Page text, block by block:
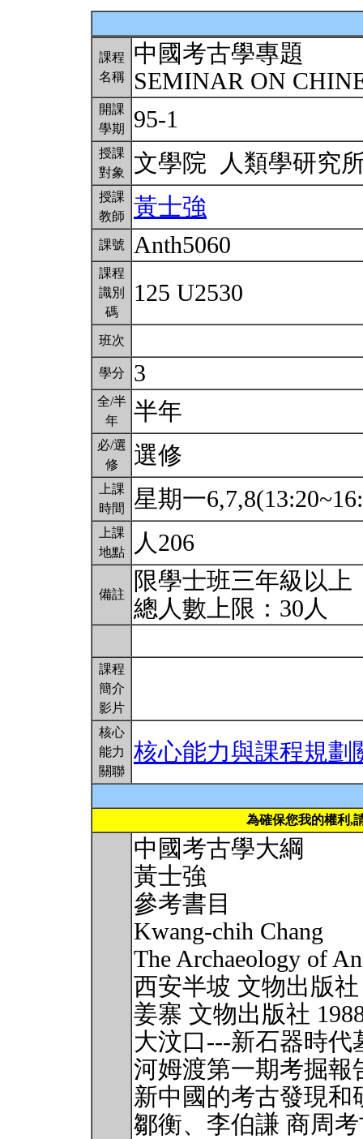
課程
名稱
中國考古學專題
SEMINAR ON
開課
學期
95-1
授課
對象
文學院 人類學研究
授課
教師
黃士強
課號 Anth5060
課程
識別
碼
125 U2530
班次
學分 3
全/半
年
半年
必/選
修
選修
上課
時間
星期一
上課
地點
人206
備註
限學士班三年級以上
總人數上限：30人
課程
簡介
影片
核心
能力
關聯
核心能力與課程規劃
為確保您我的權利,
中國考古學大綱
黃士強
參考書目
Kwang-chih Chang
The Archaeology of
西安半坡 文物出版社
姜寨 文物出版社
大汶口---新石器時代
河姆渡第一期考掘報
新中國的考古發現和
鄒衡、李伯謙 商周